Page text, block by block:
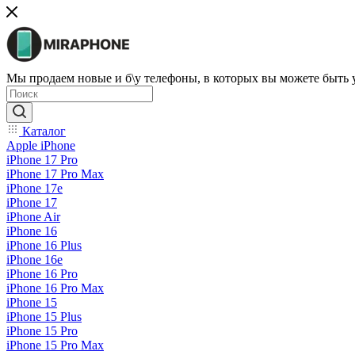
Мы продаем новые и б\у телефоны, в которых вы можете быть
Каталог
Apple iPhone
iPhone 17 Pro
iPhone 17 Pro Max
iPhone 17e
iPhone 17
iPhone Air
iPhone 16
iPhone 16 Plus
iPhone 16e
iPhone 16 Pro
iPhone 16 Pro Max
iPhone 15
iPhone 15 Plus
iPhone 15 Pro
iPhone 15 Pro Max